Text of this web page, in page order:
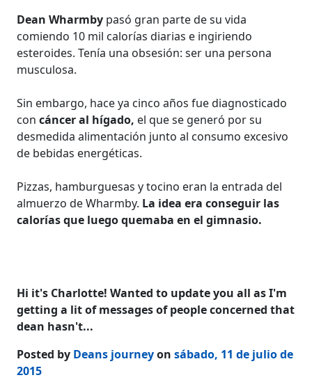
Dean Wharmby pasó gran parte de su vida
comiendo 10 mil calorías diarias e ingiriendo
esteroides. Tenía una obsesión: ser una persona
musculosa.
Sin embargo, hace ya cinco años fue diagnosticado
concáncer al hígado, el que se generó por su
desmedida alimentación junto al consumo excesivo
de bebidas energéticas.
Pizzas, hamburguesas y tocino eran la entrada del
almuerzo de Wharmby. La idea era conseguir las
calorías que luego quemaba en el gimnasio.
Hi it's Charlotte! Wanted to update you all as I'm
getting a lit of messages of people concerned that
dean hasn't...
Posted by Deans journeyonsábado, 11 de julio de
2015